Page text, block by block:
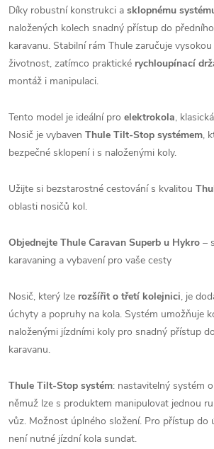
Díky robustní konstrukci a sklopnému
naložených kolech snadný přístup do
karavanu. Stabilní rám Thule zaručuje
životnost, zatímco praktické rychloupínací
montáž i manipulaci.
Tento model je ideální pro elektrokola,
Nosič je vybaven Thule Tilt-Stop systémem,
bezpečné sklopení i s naloženými koly.
Užijte si bezstarostné cestování s kvalitou
oblasti nosičů kol.
Objednejte Thule Caravan Superb u Hykro –
karavaning a vybavení pro vaše cesty
Nosič, který lze rozšířit o třetí kolejnici, je
úchyty a popruhy na kola. Systém umožňuje
naloženými jízdními koly pro snadný přístup
karavanu.
Thule Tilt-Stop systém: nastavitelný systém
němuž lze s produktem manipulovat jednou
vůz. Možnost úplného složení. Pro přístup do
není nutné jízdní kola sundat.